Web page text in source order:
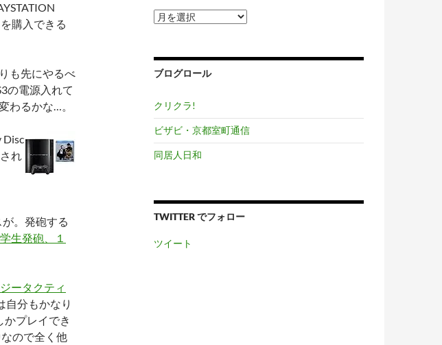
購入できる
も先にやるべ
の電源入れて
わるかな…。
Disc
れ
。発砲する
生発砲、１
ータクティ
自分もかなり
プレイでき
ので全く他
ア
ー
ブ
ブログロール
クリクラ!
ビザビ・京都室町通信
同居人日和
TWITTER でフォロー
ツイート